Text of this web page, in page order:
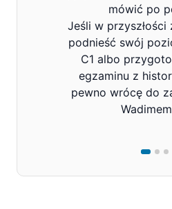
mówić po
Jeśli w przyszłości
podnieść swój
C1 albo
egzaminu z
pewno wrócę do
Wadimem